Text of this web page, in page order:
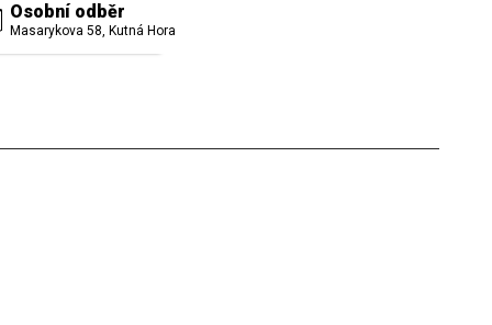
Osobní odběr
Masarykova 58, Kutná Hora